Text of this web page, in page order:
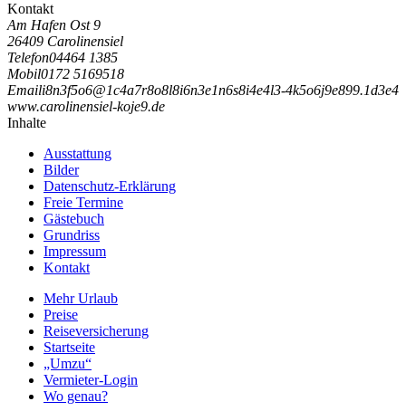
Kontakt
Am Hafen Ost 9
26409 Carolinensiel
Telefon04464 1385
Mobil0172 5169518
Emaili8n3f5o6@1c4a7r8o8l8i6n3e1n6s8i4e4l3-4k5o6j9e899.1d3e4
www.carolinensiel-koje9.de
Inhalte
Ausstattung
Bilder
Datenschutz-Erklärung
Freie Termine
Gästebuch
Grundriss
Impressum
Kontakt
Mehr Urlaub
Preise
Reiseversicherung
Startseite
„Umzu“
Vermieter-Login
Wo genau?